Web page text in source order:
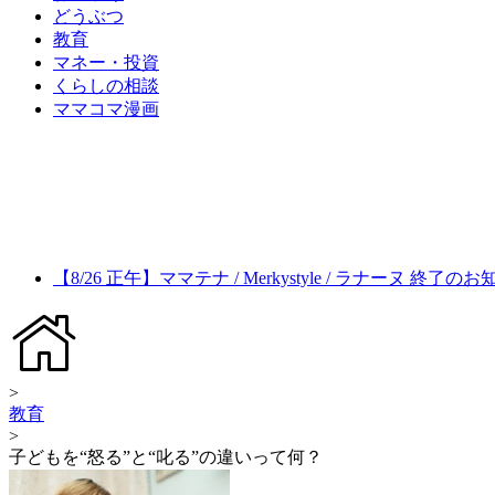
どうぶつ
教育
マネー・投資
くらしの相談
ママコマ漫画
【8/26 正午】ママテナ / Merkystyle / ラナーヌ 終了のお
>
教育
>
子どもを“怒る”と“叱る”の違いって何？